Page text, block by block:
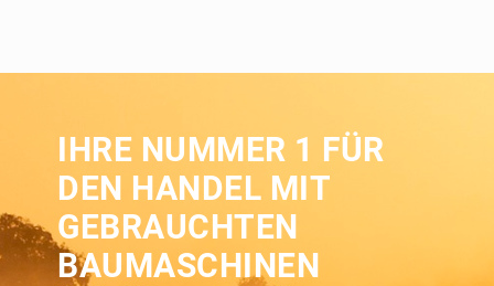
IHRE NUMMER 1 FÜR
DEN HANDEL MIT
GEBRAUCHTEN
BAUMASCHINEN